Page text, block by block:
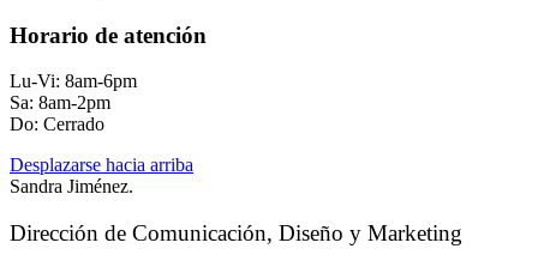
Horario de atención
Lu-Vi: 8am-6pm
Sa: 8am-2pm
Do: Cerrado
Desplazarse hacia arriba
Sandra Jiménez.
Dirección de Comunicación, Diseño y Marketing